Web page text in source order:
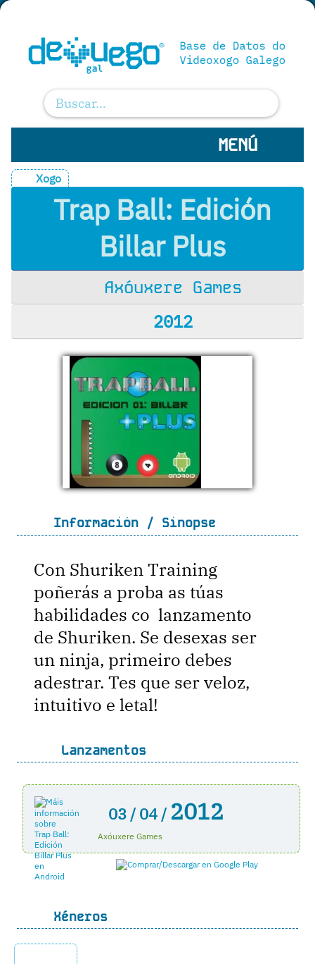
MENÚ
Xogo
Trap Ball: Edición
Billar Plus
Axóuxere Games
2012
Información / Sinopse
Con Shuriken Training
poñerás a proba as túas
habilidades co lanzamento
de Shuriken. Se desexas ser
un ninja, primeiro debes
adestrar. Tes que ser veloz,
intuitivo e letal!
Lanzamentos
03 / 04 / 2012
Axóuxere Games
Xéneros